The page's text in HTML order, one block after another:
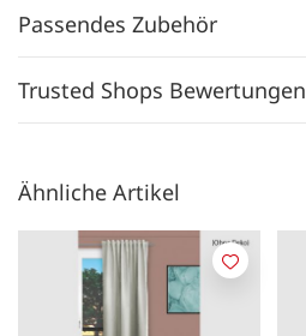
Passendes Zubehör
Trusted Shops Bewertungen
Ähnliche Artikel
Merken